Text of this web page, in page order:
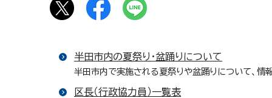
半田市内の夏祭り・盆踊りについて
半田市内で実施される夏祭りや盆踊りについて、情
区長（行政協力員）一覧表